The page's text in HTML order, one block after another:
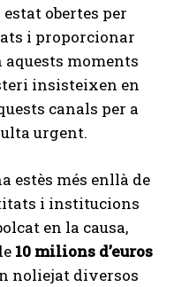
estat obertes per
i proporcionar
moments
insisteixen en
canals per a
urgent.
estès més enllà de
i institucions
en la causa,
10 milions d’euros
noliejat diversos